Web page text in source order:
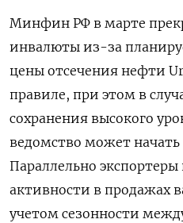
Минфин РФ в марте
инвалюты из-за
цены отсечения ‌нефти
правиле, при этом в
сохранения высокого
ведомство может
Параллельно
активности в продажах
учетом сезонности